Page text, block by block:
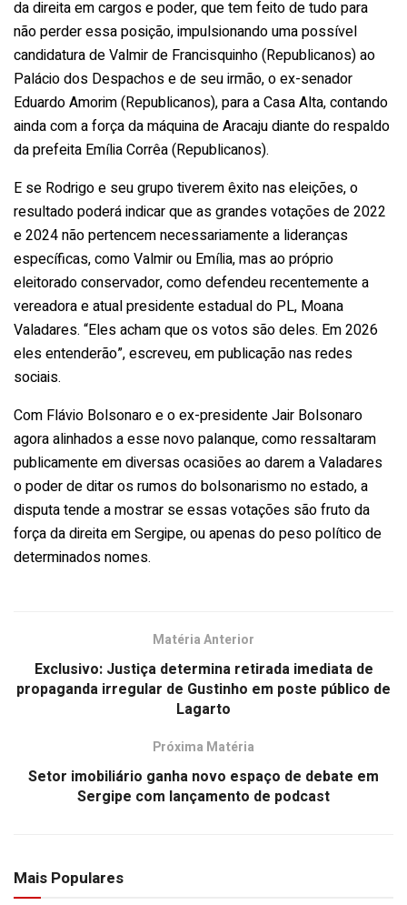
da direita em cargos e poder, que tem feito de tudo para
não perder essa posição, impulsionando uma possível
candidatura de Valmir de Francisquinho (Republicanos) ao
Palácio dos Despachos e de seu irmão, o ex-senador
Eduardo Amorim (Republicanos), para a Casa Alta, contando
ainda com a força da máquina de Aracaju diante do respaldo
da prefeita Emília Corrêa (Republicanos).
E se Rodrigo e seu grupo tiverem êxito nas eleições, o
resultado poderá indicar que as grandes votações de 2022
e 2024 não pertencem necessariamente a lideranças
específicas, como Valmir ou Emília, mas ao próprio
eleitorado conservador, como defendeu recentemente a
vereadora e atual presidente estadual do PL, Moana
Valadares. “Eles acham que os votos são deles. Em 2026
eles entenderão”, escreveu, em publicação nas redes
sociais.
Com Flávio Bolsonaro e o ex-presidente Jair Bolsonaro
agora alinhados a esse novo palanque, como ressaltaram
publicamente em diversas ocasiões ao darem a Valadares
o poder de ditar os rumos do bolsonarismo no estado, a
disputa tende a mostrar se essas votações são fruto da
força da direita em Sergipe, ou apenas do peso político de
determinados nomes.
Matéria Anterior
Exclusivo: Justiça determina retirada imediata de
propaganda irregular de Gustinho em poste público de
Lagarto
Próxima Matéria
Setor imobiliário ganha novo espaço de debate em
Sergipe com lançamento de podcast
Mais Populares